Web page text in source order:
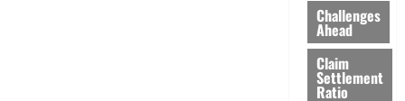
Challenges
Ahead
Claim
Settlement
Ratio